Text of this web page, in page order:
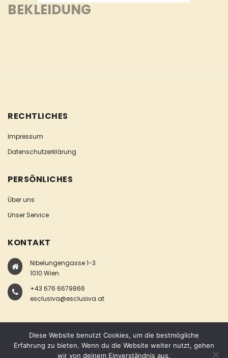
BEKLEIDUNG
RECHTLICHES
Impressum
Datenschutzerklärung
PERSÖNLICHES
Über uns
Unser Service
KONTAKT
Nibelungengasse 1-3
1010 Wien
+43 676 6679866
esclusiva@esclusiva.at
Diese Website benutzt Cookies, um die bestmögliche
Erfahrung zu bieten. Wenn du die Website weiter nutzt, gehen
wir von deinem Einverständnis aus.